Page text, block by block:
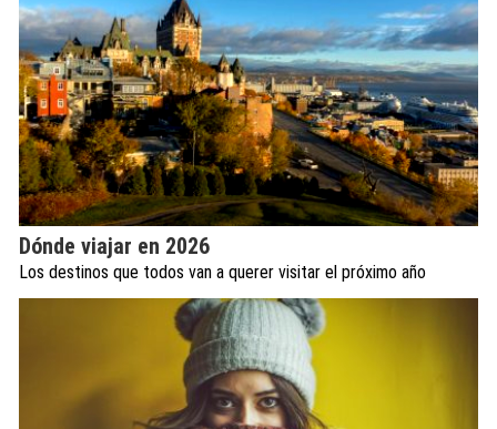
Dónde viajar en 2026
Los destinos que todos van a querer visitar el próximo año